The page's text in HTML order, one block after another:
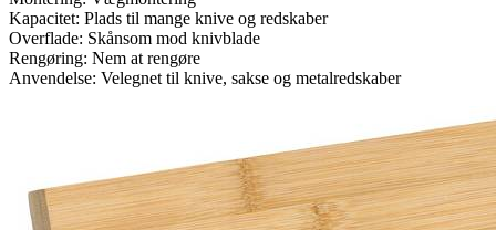
Kapacitet: Plads til mange knive og redskaber
Overflade: Skånsom mod knivblade
Rengøring: Nem at rengøre
Anvendelse: Velegnet til knive, sakse og metalredskaber